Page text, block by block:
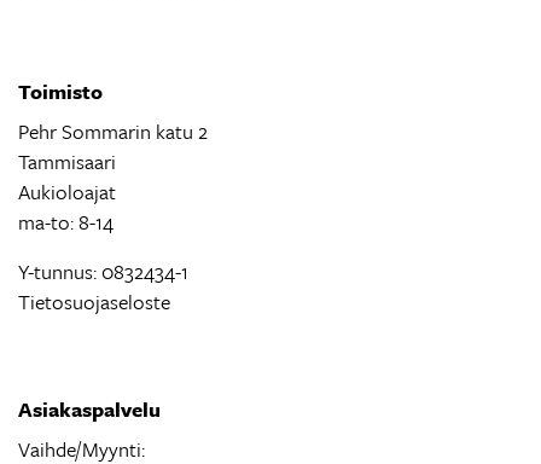
Toimisto
Pehr Sommarin katu 2
Tammisaari
Aukioloajat
ma-to: 8-14
Y-tunnus: 0832434-1
Tietosuojaseloste
Asiakaspalvelu
Vaihde/Myynti: